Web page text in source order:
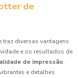
de
diversas vantagens
e os resultados de
de impressão.
e detalhes